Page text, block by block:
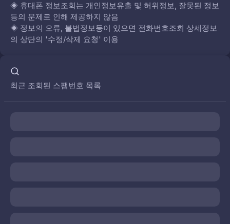
◈ 휴대폰 정보조회는 개인정보유출 및 허위정보, 잘못된 정보
등의 문제로 인해 제공하지 않음
◈ 정보의 오류, 불법정보등이 있으면 전화번호조회 상세정보
의 상단의 '수정/삭제 요청' 이용
최근 조회된 스팸번호 목록